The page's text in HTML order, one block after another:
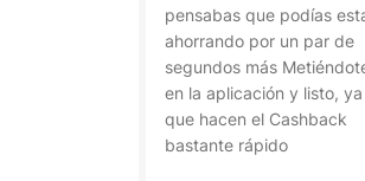
pensabas que podías
ahorrando por un par de
segundos más
en la aplicación y listo, ya
que hacen el Cashback
bastante rápido